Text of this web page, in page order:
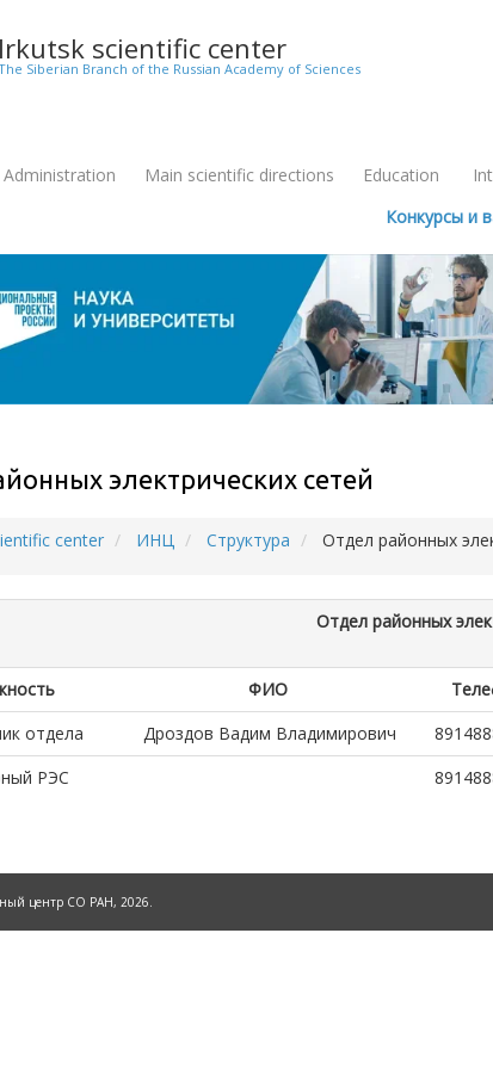
Irkutsk scientific center
Siberian Branch of the Russian Academy of Sciences
Administration Main scientific directions Education
Конкурсы и
электрических сетей
center ИНЦ Структура Отдел районных
Отдел районных
ФИО
отдела
Дроздов Вадим Владимирович
РЭС
центр СО РАН, 2026.